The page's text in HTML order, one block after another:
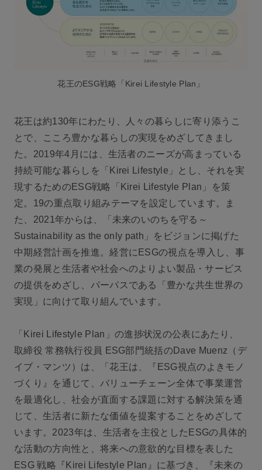
花王のESG戦略「Kirei Lifestyle Plan」
花王は約130年にわたり、人々の暮らしに寄り添うこ
とで、こころ豊かな暮らしの実現をめざしてきまし
た。2019年4月には、生活者のニーズが高まっている
持続可能な暮らしを「Kirei Lifestyle」とし、それを実
現するためのESG戦略「Kirei Lifestyle Plan」を策
定。19の重点取り組みテーマを設定しています。ま
た、2021年からは、「未来のいのちを守る～
Sustainability as the only path」をビジョンに掲げた
中期経営計画を推進。経営にESGの視点を導入し、事
業の発展と生活者や社会へのよりよい製品・サービス
の提供をめざし、パーパスである「豊かな共生世界の
実現」に向けて取り組んでいます。
「Kirei Lifestyle Plan」の進捗状況の公表にあたり、
取締役 常務執行役員 ESG部門統括のDave Muenz（デ
イブ・マンツ）は、「花王は、『ESG視点のよきモノ
づくり』を通じて、バリューチェーン全体で事業運営
を最適化し、社会が直面する課題に対する解決策を通
じて、生活者に新たな価値を提案することをめざして
います。2023年は、生活者を主役としたESGの具体的
な活動の方向性と、将来への意欲的な目標を表した
ESG 戦略『Kirei Lifestyle Plan』に基づき、『未来の